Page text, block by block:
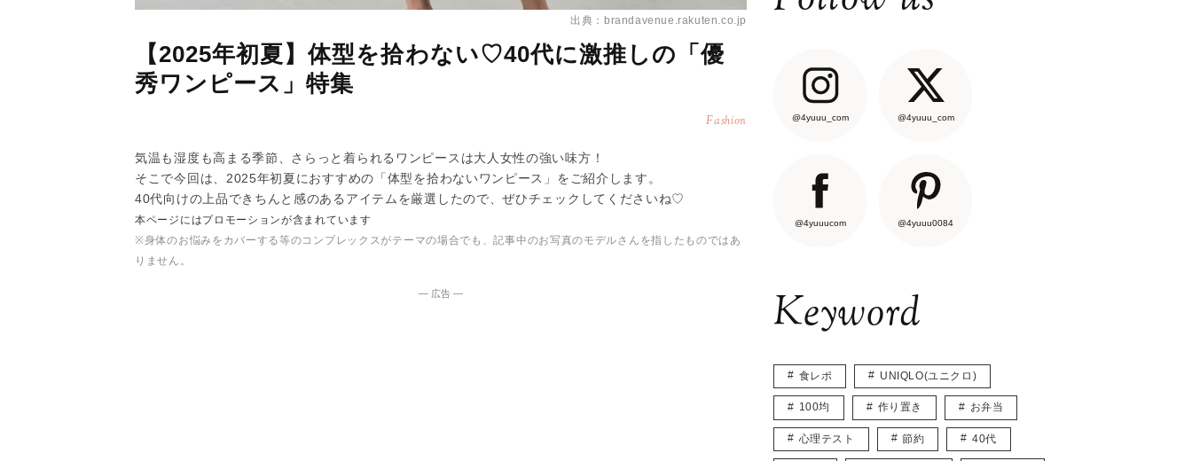
出典：brandavenue.rakuten.co.jp
【2025年初夏】体型を拾わない♡40代に激推しの「優
秀ワンピース」特集
Fashion
気温も湿度も高まる季節、さらっと着られるワンピースは大人女性の強い味方！
そこで今回は、2025年初夏におすすめの「体型を拾わないワンピース」をご紹介します。
40代向けの上品できちんと感のあるアイテムを厳選したので、ぜひチェックしてくださいね♡
本ページにはプロモーションが含まれています
※身体のお悩みをカバーする等のコンプレックスがテーマの場合でも、記事中のお写真のモデルさんを指したものではあ
りません。
― 広告 ―
@4yuuu_com @4yuuu_com
@4yuuucom @4yuuu0084
Keyword
食レポ UNIQLO(ユニクロ)
100均 作り置き お弁当
心理テスト 節約 40代